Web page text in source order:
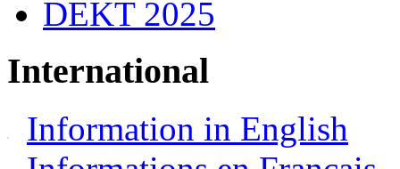
DEKT 2025
International
Information in English